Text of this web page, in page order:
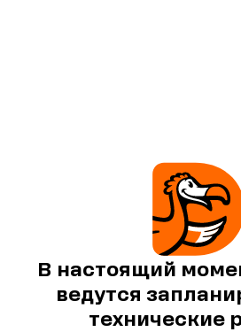
В настоящий
ведутся
технические